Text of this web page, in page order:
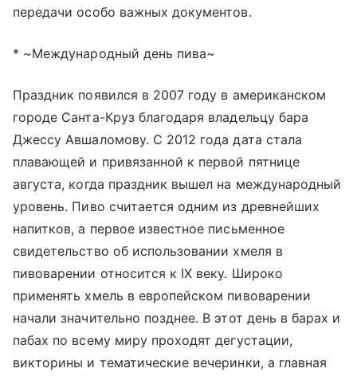
передачи особо важных документов.
* ~Международный день пива~
Праздник появился в 2007 году в американском
городе Санта-Круз благодаря владельцу бара
Джессу Авшаломову. С 2012 года дата стала
плавающей и привязанной к первой пятнице
августа, когда праздник вышел на международный
уровень. Пиво считается одним из древнейших
напитков, а первое известное письменное
свидетельство об использовании хмеля в
пивоварении относится к IX веку. Широко
применять хмель в европейском пивоварении
начали значительно позднее. В этот день в барах и
пабах по всему миру проходят дегустации,
викторины и тематические вечеринки, а главная